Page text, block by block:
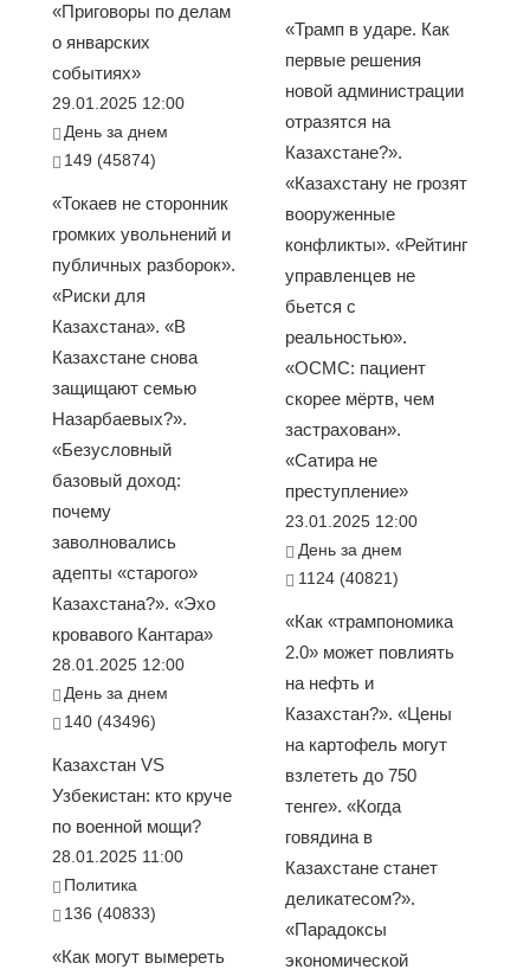
«Приговоры по делам
о январских
событиях»
29.01.2025 12:00
День за днем
149 (45874)
«Токаев не сторонник
громких увольнений и
публичных разборок».
«Риски для
Казахстана». «В
Казахстане снова
защищают семью
Назарбаевых?».
«Безусловный
базовый доход:
почему
заволновались
адепты «старого»
Казахстана?». «Эхо
кровавого Кантара»
28.01.2025 12:00
День за днем
140 (43496)
Казахстан VS
Узбекистан: кто круче
по военной мощи?
28.01.2025 11:00
Политика
136 (40833)
«Как могут вымереть
«Трамп в ударе. Как
первые решения
новой администрации
отразятся на
Казахстане?».
«Казахстану не грозят
вооруженные
конфликты». «Рейтинг
управленцев не
бьется с
реальностью».
«ОСМС: пациент
скорее мёртв, чем
застрахован».
«Сатира не
преступление»
23.01.2025 12:00
День за днем
1124 (40821)
«Как «трампономика
2.0» может повлиять
на нефть и
Казахстан?». «Цены
на картофель могут
взлететь до 750
тенге». «Когда
говядина в
Казахстане станет
деликатесом?».
«Парадоксы
экономической